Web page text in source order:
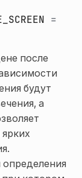
=
после
будут
а
определения